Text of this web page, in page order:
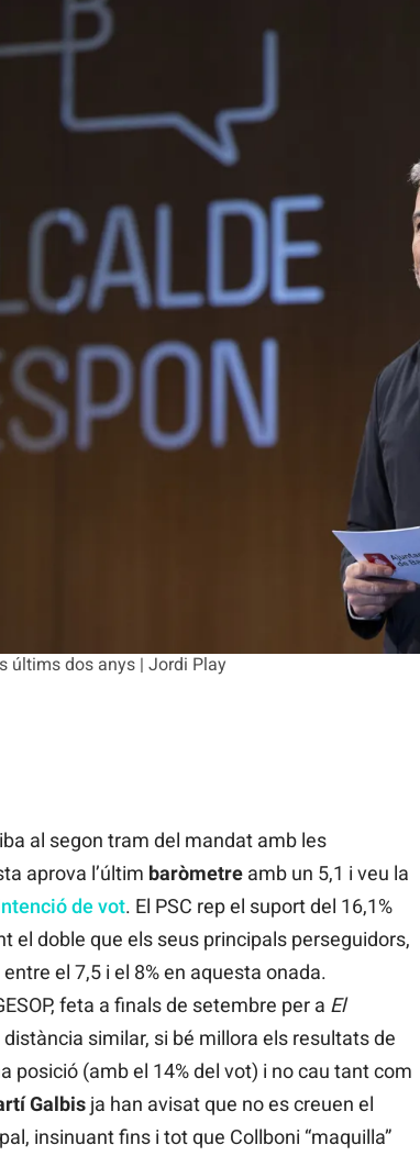
últims dos anys | Jordi Play
al segon tram del mandat amb les
aprova l’últim baròmetreamb un 5,1 i veu la
de vot. El PSC rep el suport del 16,1%
el doble que els seus principals perseguidors,
el 7,5 i el 8% en aquesta onada.
feta a finals de setembre per a El
similar, si bé millora els resultats de
posició (amb el 14% del vot) i no cau tant com
Galbisja han avisat que no es creuen el
insinuant fins i tot que Collboni “maquilla”